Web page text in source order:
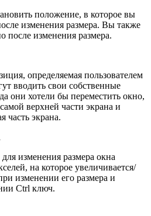
положение, в которое вы
изменения размера. Вы также
после изменения размера.
определяемая пользователем
вводить свои собственные
они хотели бы переместить окно,
верхней части экрана и
часть экрана.
изменения размера окна
на которое увеличивается/
изменении его размера и
Ctrl ключ.